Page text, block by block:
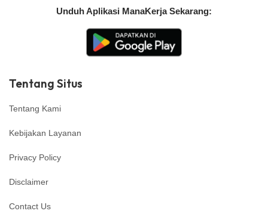
Unduh Aplikasi ManaKerja Sekarang:
Tentang Situs
Tentang Kami
Kebijakan Layanan
Privacy Policy
Disclaimer
Contact Us